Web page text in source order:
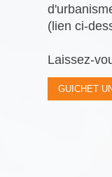
(lien ci-
Laissez-
GUICHET